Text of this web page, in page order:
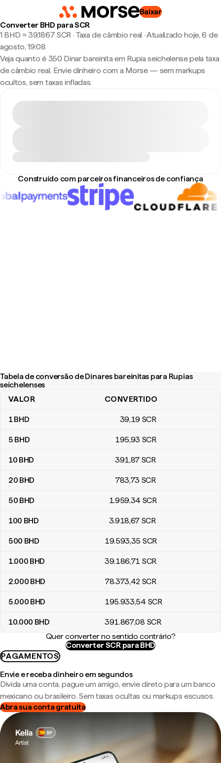
Baixar
Converter BHD para SCR
1 BHD ≈ 39,1867 SCR · Taxa de câmbio real ·Atualizado hoje, 6 de
agosto, 19:08
Veja quanto é 350 Dinar bareinita em Rupia seichelense pela taxa
de câmbio real. Envie dinheiro com a Morse — sem markups
ocultos, sem taxas infladas.
Construído com parceiros financeiros de confiança
Tabela de conversão de Dinares bareinitas para Rupias
seichelenses
Tabela de conversão de Dinares bareinitas para Rupias
VALOR CONVERTIDO
1BHD 39,19 SCR
5 BHD 195,93 SCR
10 BHD 391,87 SCR
20 BHD 783,73 SCR
50 BHD 1.959,34 SCR
100 BHD 3.918,67 SCR
500 BHD 19.593,35 SCR
1.000 BHD 39.186,71 SCR
2.000 BHD 78.373,42 SCR
5.000 BHD 195.933,54 SCR
10.000 BHD 391.867,08 SCR
Quer converter no sentido contrário?
Converter SCR para BHD
PAGAMENTOS
Envie e receba dinheiro em segundos
Divida uma conta, pague um amigo, envie direto para um banco
mexicano ou brasileiro. Sem taxas ocultas ou markups escusos.
Abra sua conta gratuita